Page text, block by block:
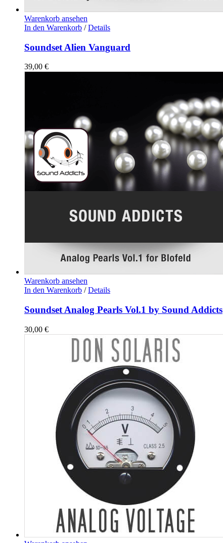
Warenkorb ansehen
In den Warenkorb / Details
Soundset Alien Vanguard
39,00 €
Warenkorb ansehen
In den Warenkorb / Details
Soundset Analog Pearls Vol.1 by Sound Addicts
30,00 €